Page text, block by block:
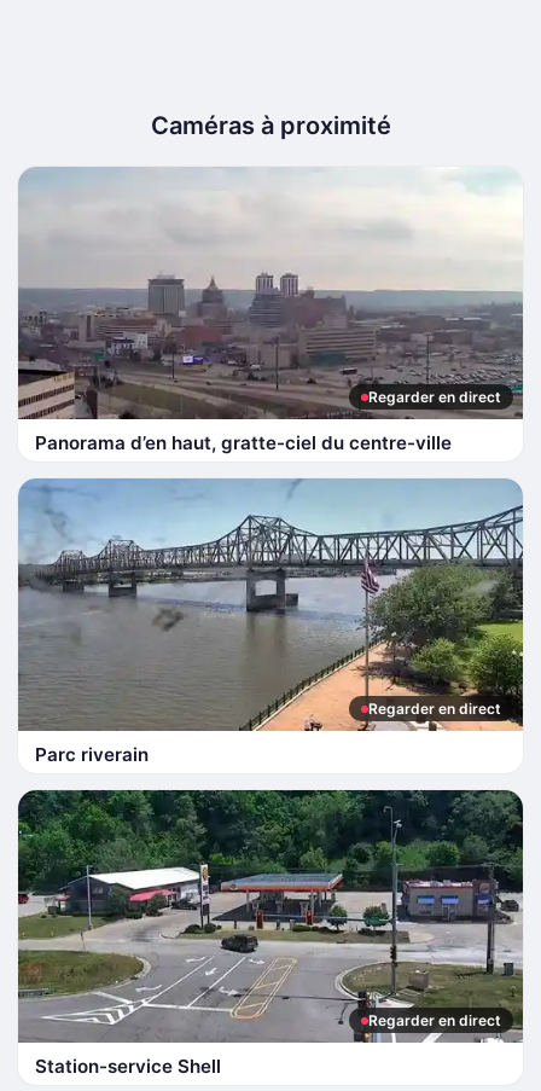
Caméras à proximité
Regarder en direct
Panorama d’en haut, gratte-ciel du centre-ville
Regarder en direct
Parc riverain
Regarder en direct
Station-service Shell